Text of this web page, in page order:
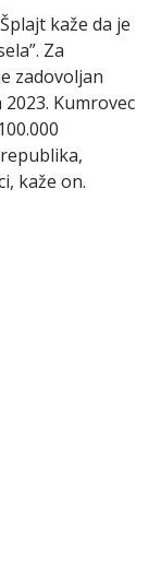
kaže da je
Za
zadovoljan
Kumrovec
kaže on.